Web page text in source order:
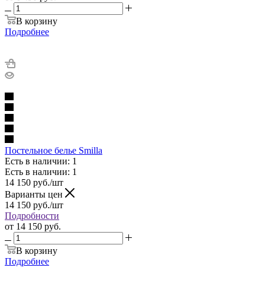
В корзину
Подробнее
Постельное белье Smilla
Есть в наличии: 1
Есть в наличии: 1
14 150 руб./шт
Варианты цен
14 150 руб./шт
Подробности
от 14 150 руб.
В корзину
Подробнее